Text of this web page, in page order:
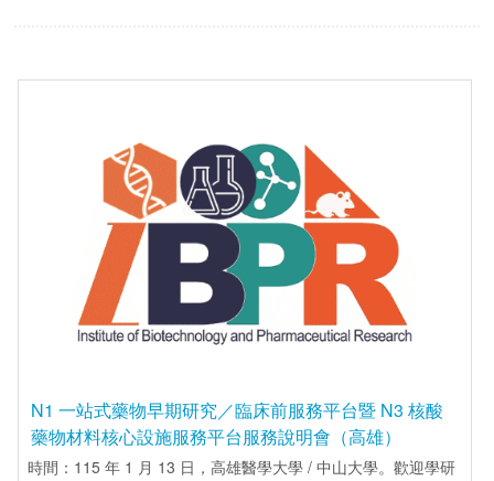
N1 一站式藥物早期研究／臨床前服務平台暨 N3 核酸
藥物材料核心設施服務平台服務說明會（高雄）
時間：115 年 1 月 13 日，高雄醫學大學 / 中山大學。歡迎學研